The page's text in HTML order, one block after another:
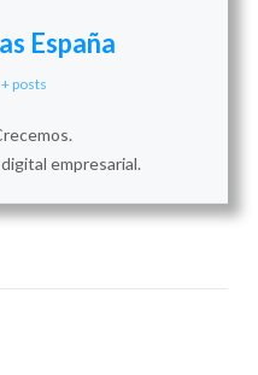
España
+ posts
empresarial.